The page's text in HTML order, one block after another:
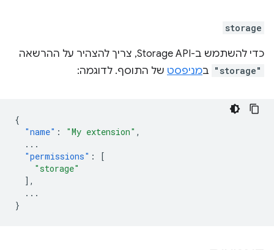
storage
כדי להשתמש ב-Storage API, צריך להצהיר על ההרשאה
"storage" במניפסט של התוסף. לדוגמה:
{
"name" : "My extension" ,
...
"permissions" :
[
"storage"
],
...
}